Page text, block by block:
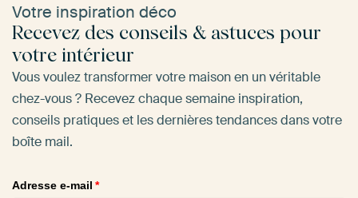
Votre inspiration déco
Recevez des conseils & astuces pour
votre intérieur
Vous voulez transformer votre maison en un véritable
chez-vous ? Recevez chaque semaine inspiration,
conseils pratiques et les dernières tendances dans votre
boîte mail.
Adresse e-mail *